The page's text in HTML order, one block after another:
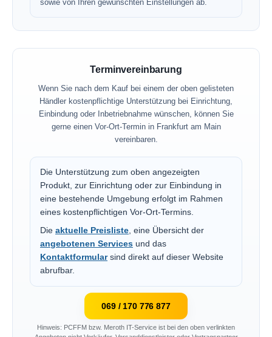
sowie von Ihren gewünschten Einstellungen ab.
Terminvereinbarung
Wenn Sie nach dem Kauf bei einem der oben gelisteten
Händler kostenpflichtige Unterstützung bei Einrichtung,
Einbindung oder Inbetriebnahme wünschen, können Sie
gerne einen Vor-Ort-Termin in Frankfurt am Main
vereinbaren.
Die Unterstützung zum oben angezeigten
Produkt, zur Einrichtung oder zur Einbindung in
eine bestehende Umgebung erfolgt im Rahmen
eines kostenpflichtigen Vor-Ort-Termins.
Die aktuelle Preisliste, eine Übersicht der
angebotenen Services und das
Kontaktformularsind direkt auf dieser Website
abrufbar.
069 / 170 776 877
Hinweis: PCFFM bzw. Meroth IT-Service ist bei den oben verlinkten